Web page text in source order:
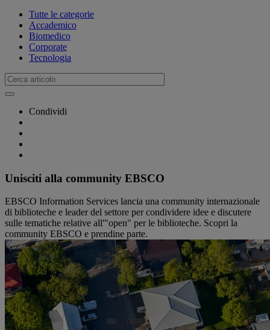
Tutte le categorie
Accademico
Biomedico
Corporate
Tecnologia
Condividi
Unisciti alla community EBSCO
EBSCO Information Services lancia una community internazionale
di biblioteche e leader del settore per condividere idee e discutere
sulle tematiche relative all'"open" per le biblioteche. Scopri la
community EBSCO e prendine parte.